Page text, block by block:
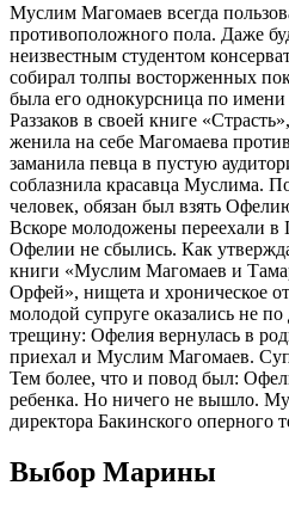
Муслим Магомаев всегда
противоположного пола. Даже
неизвестным студентом
собирал толпы восторженных
была его однокурсница по
Раззаков в своей книге
женила на себе Магомаева
заманила певца в пустую
соблазнила красавца Муслима.
человек, обязан был взять
Вскоре молодожены переехали
Офелии не сбылись. Как
книги «Муслим Магомаев и
Орфей», нищета и хроническое
молодой супруге оказались не
трещину: Офелия вернулась в
приехал и Муслим Магомаев.
Тем более, что и повод был:
ребенка. Но ничего не вышло.
директора Бакинского оперного
Выбор Марины